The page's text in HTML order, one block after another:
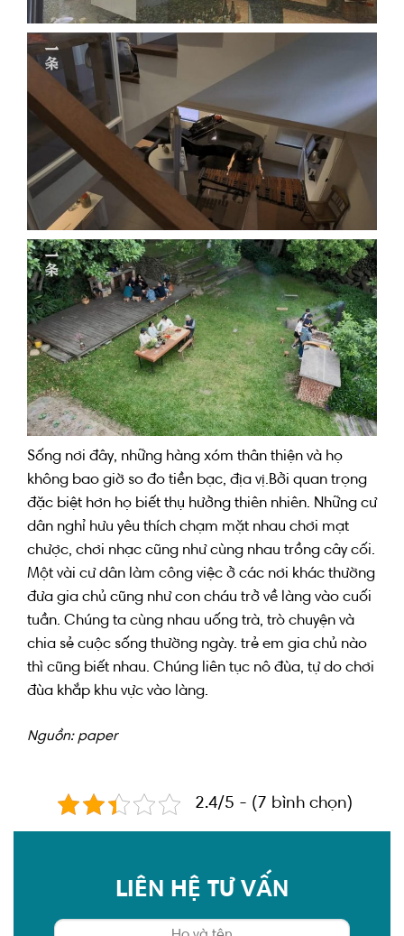
Sống nơi đây, những hàng xóm thân thiện và họ
không bao giờ so đo tiền bạc, địa vị.Bởi quan trọng
đặc biệt hơn họ biết thụ hưởng thiên nhiên. N hững cư
dân nghỉ hưu yêu thích chạm mặt nhau chơi mạt
chược, chơi nhạc cũng nhưcùng nhau trồng cây cối.
Một vài cư dân làm công việc ở các nơi khác thường
đưa gia chủ cũng như con cháu trở về làng vào cuối
tuần. Chúng ta cùng nhau uống trà, trò chuyện và
chia sẻ cuộc sống thường ngày. trẻ em gia chủ nào
thì cũng biết nhau. Chúng liên tục nô đùa, tự do chơi
đùa khắp khu vực vào làng.
Nguồn: paper
2.4/5 - (7 bình chọn)
LIÊN HỆ TƯ VẤN